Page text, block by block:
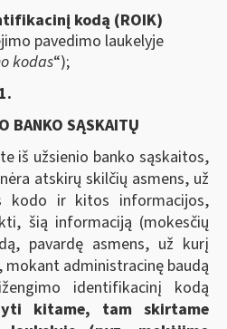
kodą (ROIK)
pavedimo laukelyje
kodas“);
BANKO SĄSKAITŲ
iš užsienio banko sąskaitos,
atskirų skilčių asmens, už
kodo ir kitos informacijos,
šią informaciją (mokesčių
pavardę asmens, už kurį
administracinę baudą
identifikacinį kodą
kitame, tam skirtame